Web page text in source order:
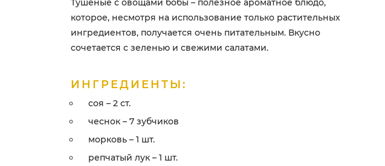
Тушёные с овощами бобы – полезное ароматное блюдо,
которое, несмотря на использование только растительных
ингредиентов, получается очень питательным. Вкусно
сочетается с зеленью и свежими салатами.
ИНГРЕДИЕНТЫ:
соя – 2 ст.
чеснок – 7 зубчиков
морковь – 1 шт.
репчатый лук – 1 шт.